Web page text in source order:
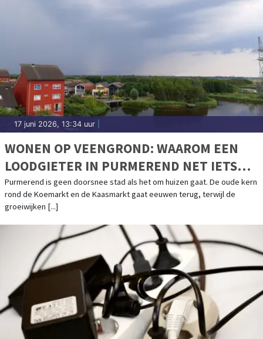
17 juni 2026, 13:34 uur
WONEN OP VEENGROND: WAAROM EEN
LOODGIETER IN PURMEREND NET IETS
MEER MOET WETEN
Purmerend is geen doorsnee stad als het om huizen gaat. De oude kern
rond de Koemarkt en de Kaasmarkt gaat eeuwen terug, terwijl de
groeiwijken [...]